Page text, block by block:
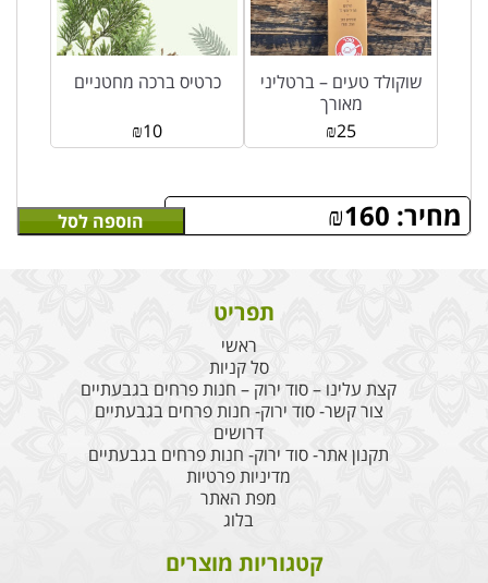
מחיר: ₪160 הוספה לסל
כרטיס ברכה מחטניים
₪10
שוקולד טעים – ברטליני
מאורך
₪25
תפריט
ראשי
סל קניות
קצת עלינו – סוד ירוק – חנות פרחים בגבעתיים
צור קשר- סוד ירוק- חנות פרחים בגבעתיים
דרושים
תקנון אתר- סוד ירוק- חנות פרחים בגבעתיים
מדיניות פרטיות
מפת האתר
בלוג
קטגוריות מוצרים